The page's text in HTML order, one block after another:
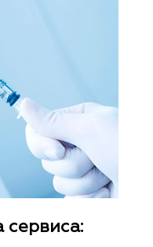
сервиса: